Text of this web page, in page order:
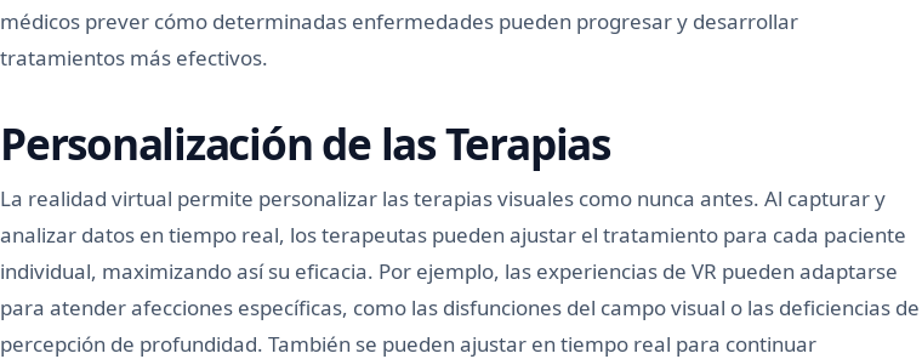
médicos prever cómo determinadas enfermedades pueden progresar y desarrollar
tratamientos más efectivos.
Personalización de las Terapias
La realidad virtual permite personalizar las terapias visuales como nunca antes. Al capturar y
analizar datos en tiempo real, los terapeutas pueden ajustar el tratamiento para cada paciente
individual, maximizando así su eficacia. Por ejemplo, las experiencias de VR pueden adaptarse
para atender afecciones específicas, como las disfunciones del campo visual o las deficiencias de
percepción de profundidad. También se pueden ajustar en tiempo real para continuar